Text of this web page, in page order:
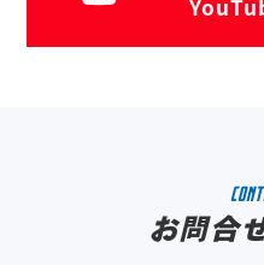
お問合